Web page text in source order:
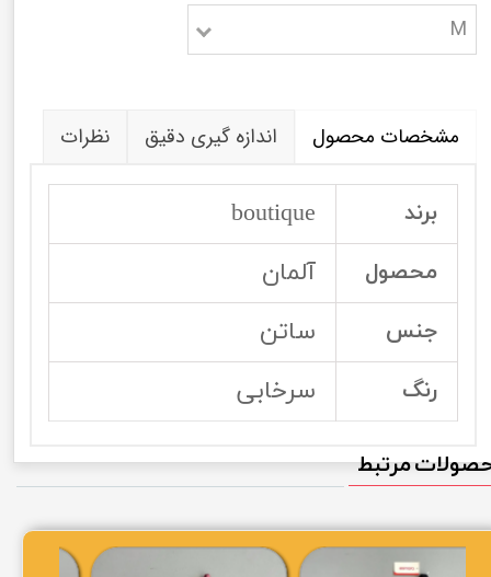
M
مشخصات محصول اندازه گیری دقیق نظرات
برند boutique
محصول آلمان
جنس ساتن
رنگ سرخابی
مرتبط